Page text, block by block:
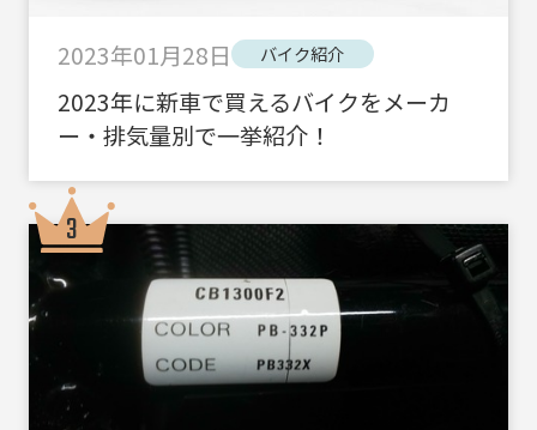
2023年01月28日 バイク紹介
2023年に新車で買えるバイクをメーカ
ー・排気量別で一挙紹介！